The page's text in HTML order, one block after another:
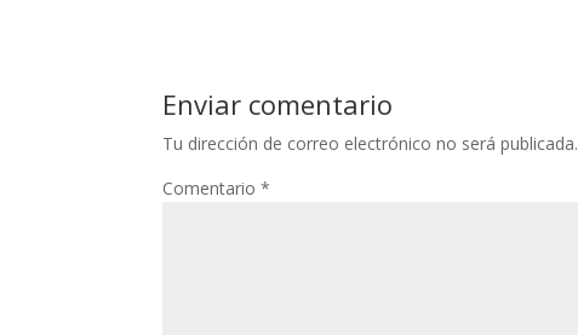
Enviar comentario
Tu dirección de correo electrónico no será publicada.
Comentario*